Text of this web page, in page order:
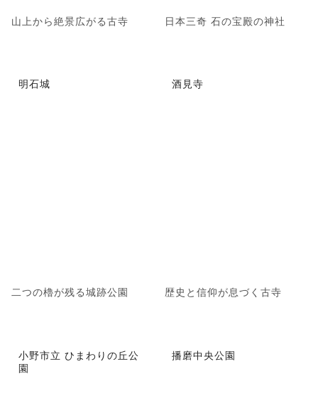
山上から絶景広がる古寺 日本三奇 石の宝殿の神社
明石城
二つの櫓が残る城跡公園
酒見寺
歴史と信仰が息づく古寺
小野市立 ひまわりの丘公
園
播磨中央公園